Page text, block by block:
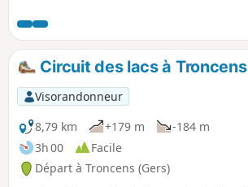
Circuit des lacs à Troncens
Visorandonneur
8,79 km
+179 m
-184 m
3h 00
Facile
Départ à Troncens (Gers)